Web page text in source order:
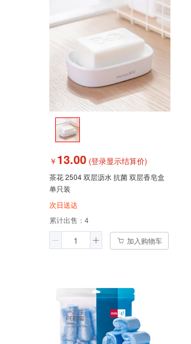
￥ 13.00 (登录显示结算价)
茶花 2504 双层沥水 抗菌 双层香皂盒
单只装
次日送达
累计出售： 4
加入购物车